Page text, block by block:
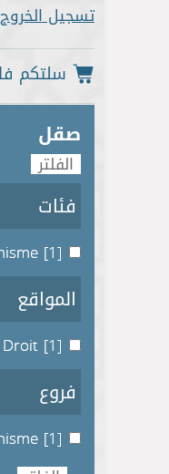
تسجيل الخروج
صقل
فئات
[1]
المواقع
[1]
فروع
[1]